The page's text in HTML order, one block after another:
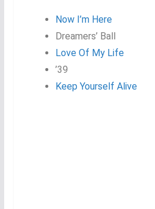
Now I’m Here
Dreamers’ Ball
Love Of My Life
’39
Keep Yourself Alive